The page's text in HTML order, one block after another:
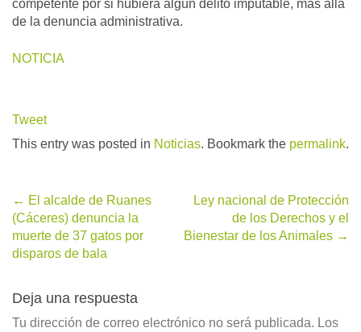
competente por si hubiera algún delito imputable, más allá
de la denuncia administrativa.
NOTICIA
Tweet
This entry was posted in Noticias. Bookmark the permalink.
Post
navigation
← El alcalde de Ruanes
(Cáceres) denuncia la
muerte de 37 gatos por
disparos de bala
Ley nacional de Protección
de los Derechos y el
Bienestar de los Animales →
Deja una respuesta
Tu dirección de correo electrónico no será publicada. Los